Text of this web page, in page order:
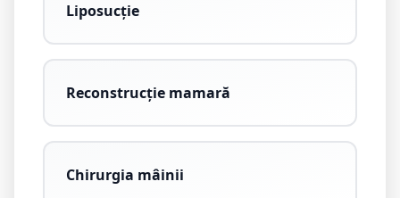
Liposucție
Reconstrucție mamară
Chirurgia mâinii